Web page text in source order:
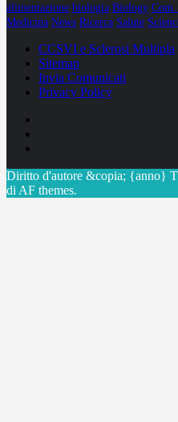
alimentazione biologia Biology Com.
Medicina News Ricerca Salute
CCSVI e Sclerosi Multipla
Sitemap
Invia Comunicati
Privacy Policy
Diritto d'autore &copia; {anno}
di AF themes.